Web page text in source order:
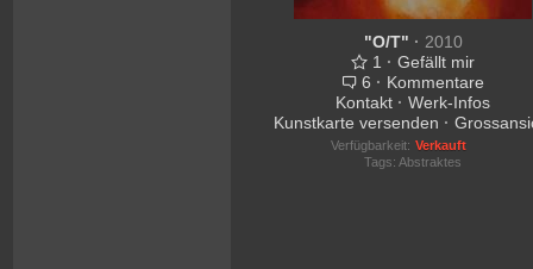
"O/T" · 2010
1 · Gefällt mir
6 · Kommentare
Kontakt · Werk-Infos
Kunstkarte versenden ·
Verfügbarkeit: Verkauft
Tags:Abstraktes